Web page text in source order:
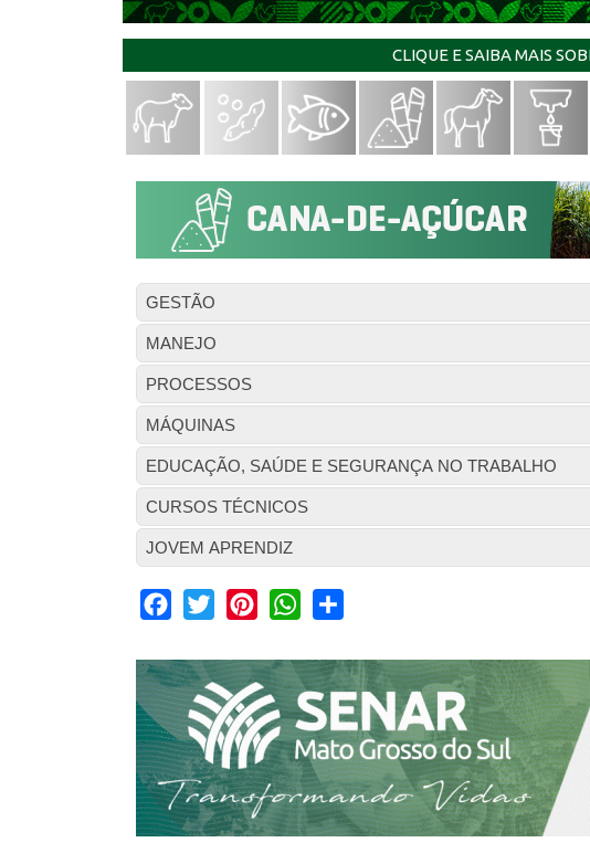
CLIQUE E SAIBA MAIS
GESTÃO
MANEJO
PROCESSOS
MÁQUINAS
EDUCAÇÃO, SAÚDE E SEGURANÇA NO TRABALHO
CURSOS TÉCNICOS
JOVEM APRENDIZ
Facebook
Twitter PinterestWhatsApp